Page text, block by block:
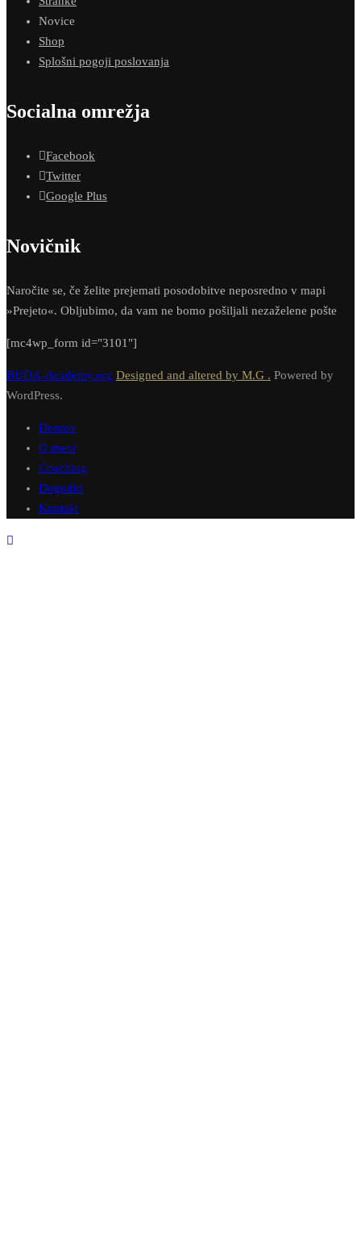
Novice
Shop
Splošni pogoji poslovanja
Socialna omrežja
Facebook
Twitter
Google Plus
Novičnik
Naročite se, če želite prejemati posodobitve neposredno v mapi
»Prejeto«. Obljubimo, da vam ne bomo pošiljali nezaželene pošte
[mc4wp_form id="3101"]
BUDA-Academy.org Designed and altered by M.G . Powered by
WordPress.
Domov
O meni
Coaching
Dogodki
Kontakt